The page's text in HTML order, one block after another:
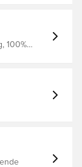
ein.
100%